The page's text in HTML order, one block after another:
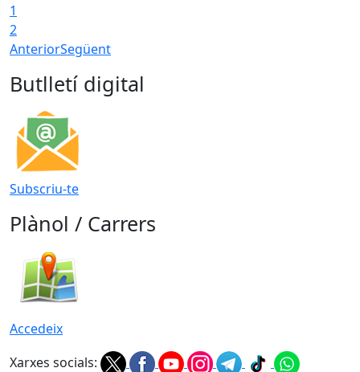
1
2
AnteriorSegüent
Butlletí digital
Subscriu-te
Plànol / Carrers
Accedeix
Xarxes socials: